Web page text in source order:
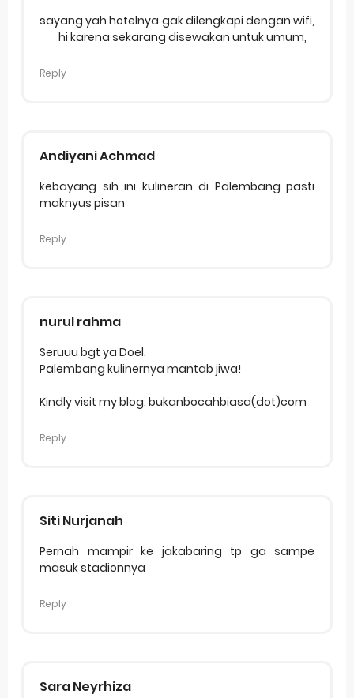
sayang yah hotelnya gak dilengkapi dengan wifi,
hi karena sekarang disewakan untuk umum,
Reply
Andiyani Achmad
kebayang sih ini kulineran di Palembang pasti
maknyus pisan
Reply
nurul rahma
Seruuu bgt ya Doel.
Palembang kulinernya mantab jiwa!
Kindly visit my blog: bukanbocahbiasa(dot)com
Reply
Siti Nurjanah
Pernah mampir ke jakabaring tp ga sampe
masuk stadionnya
Reply
Sara Neyrhiza